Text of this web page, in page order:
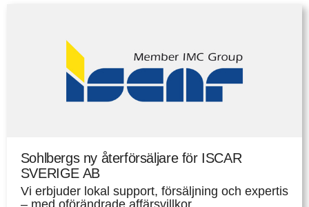
Sohlbergs ny återförsäljare för ISCAR
SVERIGE AB
Vi erbjuder lokal support, försäljning och expertis